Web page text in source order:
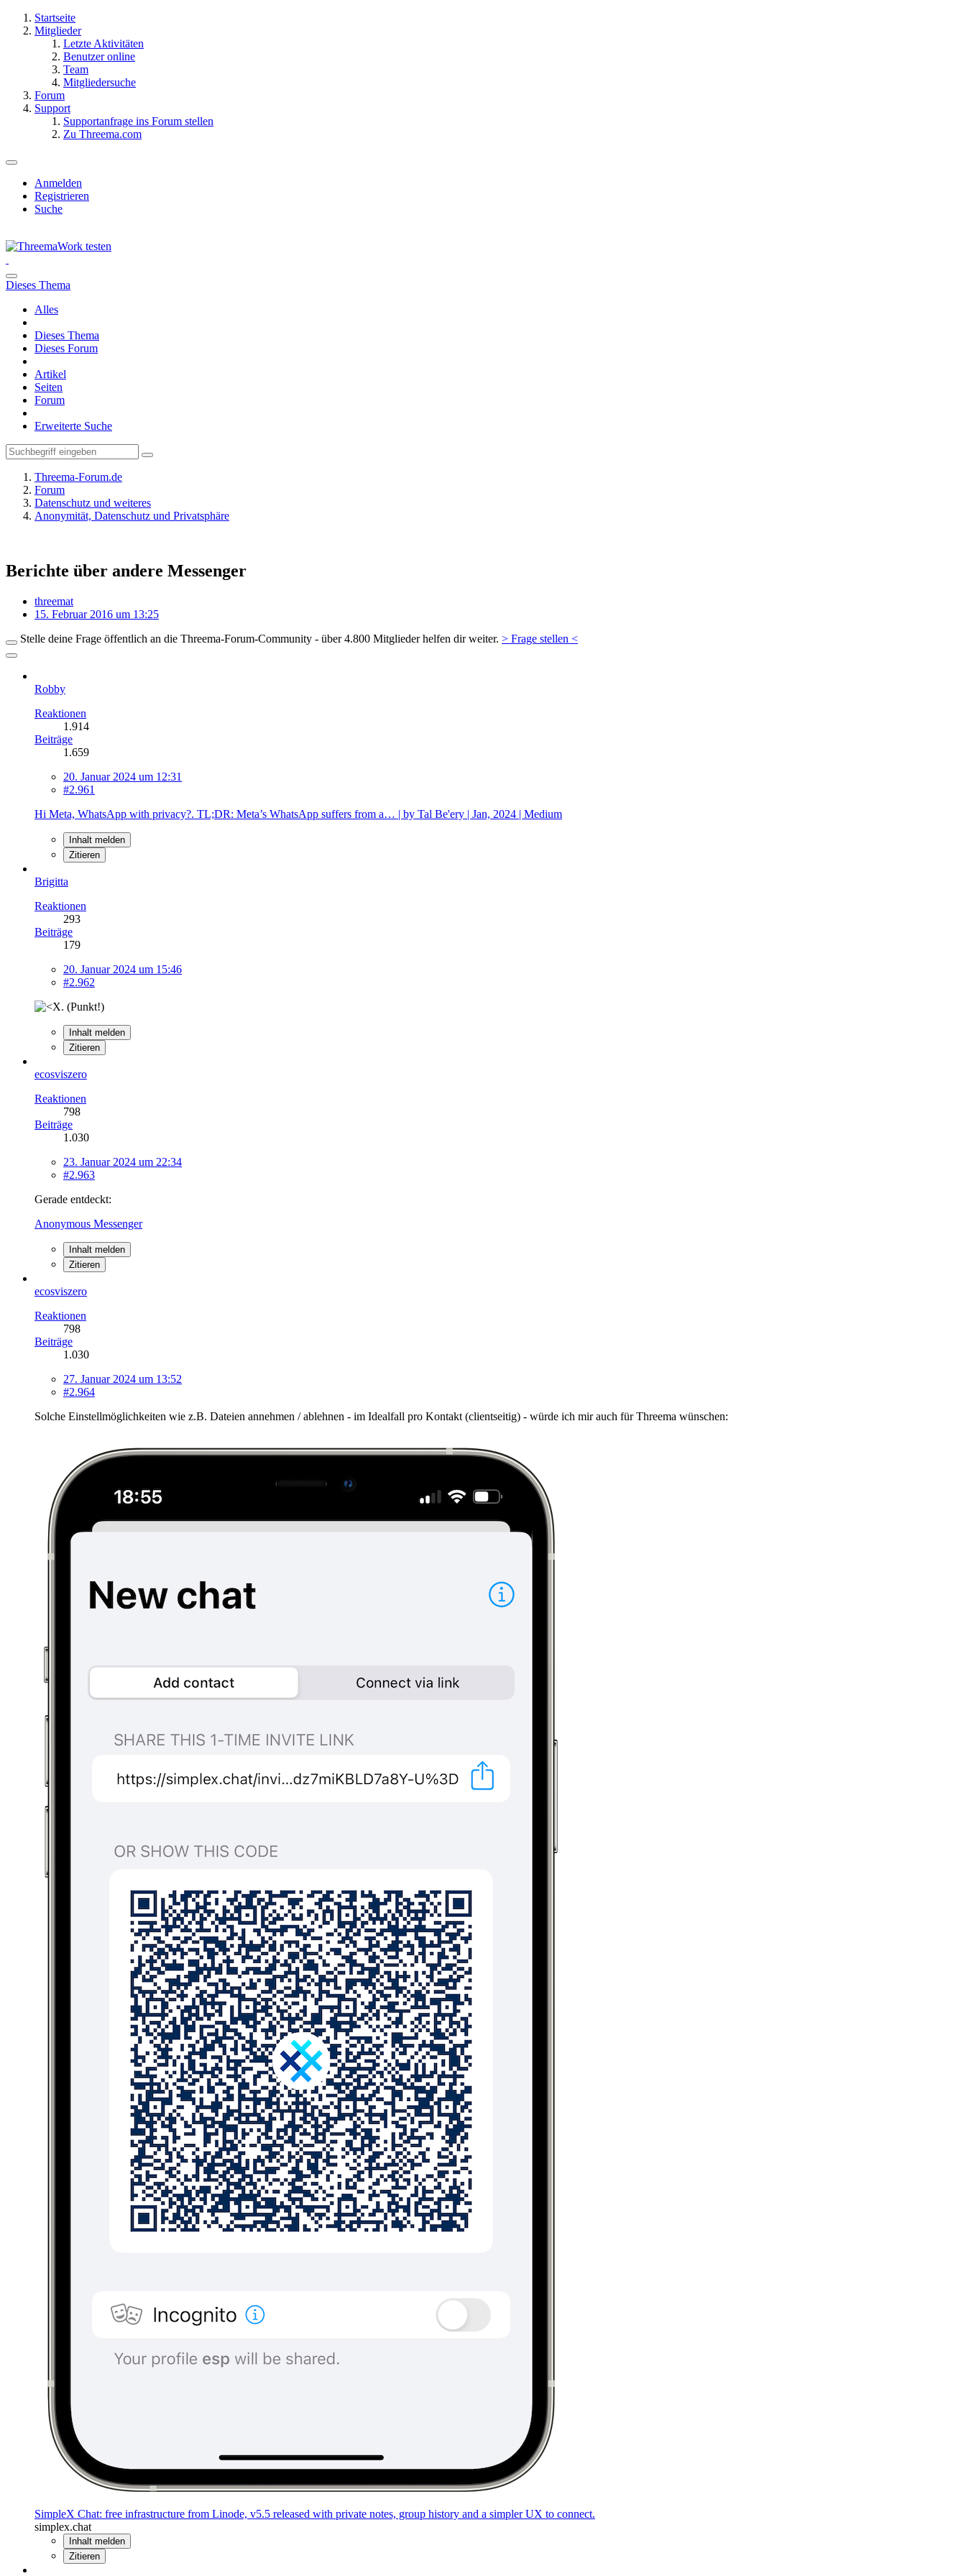
Startseite
Mitglieder
Letzte Aktivitäten
Benutzer online
Team
Mitgliedersuche
Forum
Support
Supportanfrage ins Forum stellen
Zu Threema.com
Anmelden
Registrieren
Suche
Dieses Thema
Alles
Dieses Thema
Dieses Forum
Artikel
Seiten
Forum
Erweiterte Suche
Threema-Forum.de
Forum
Datenschutz und weiteres
Anonymität, Datenschutz und Privatsphäre
Berichte über andere Messenger
threemat
15. Februar 2016 um 13:25
Stelle deine Frage öffentlich an die Threema-Forum-Community - über 4.800 Mitglieder helfen dir weiter. > Frage stellen <
Robby
Reaktionen
1.914
Beiträge
1.659
20. Januar 2024 um 12:31
#2.961
Hi Meta, WhatsApp with privacy?. TL;DR: Meta’s WhatsApp suffers from a… | by Tal Be'ery | Jan, 2024 | Medium
Inhalt melden
Zitieren
Brigitta
Reaktionen
293
Beiträge
179
20. Januar 2024 um 15:46
#2.962
. (Punkt!)
Inhalt melden
Zitieren
ecosviszero
Reaktionen
798
Beiträge
1.030
23. Januar 2024 um 22:34
#2.963
Gerade entdeckt:
Anonymous Messenger
Inhalt melden
Zitieren
ecosviszero
Reaktionen
798
Beiträge
1.030
27. Januar 2024 um 13:52
#2.964
Solche Einstellmöglichkeiten wie z.B. Dateien annehmen / ablehnen - im Idealfall pro Kontakt (clientseitig) - würde ich mir auch für Threema wünschen:
SimpleX Chat: free infrastructure from Linode, v5.5 released with private notes, group history and a simpler UX to connect.
simplex.chat
Inhalt melden
Zitieren